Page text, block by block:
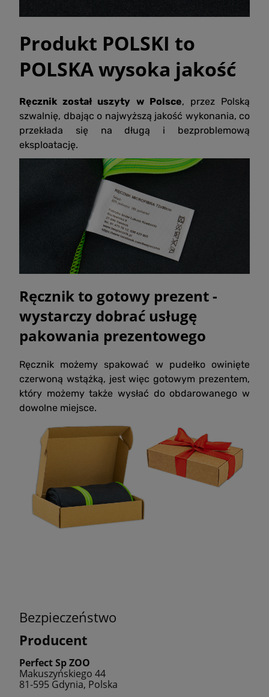
Produkt POLSKI to
POLSKA wysoka jakość
Ręcznik został uszyty w Polsce, przez Polską
szwalnię, dbając o najwyższą jakość wykonania, co
przekłada się na długą i bezproblemową
eksploatację.
Ręcznik to gotowy prezent -
wystarczy dobrać usługę
pakowania prezentowego
Ręcznik możemy spakować w pudełko owinięte
czerwoną wstążką, jest więc gotowym prezentem,
który możemy także wysłać do obdarowanego w
dowolne miejsce.
Bezpieczeństwo
Producent
Perfect Sp ZOO
Makuszyńskiego 44
81-595 Gdynia, Polska